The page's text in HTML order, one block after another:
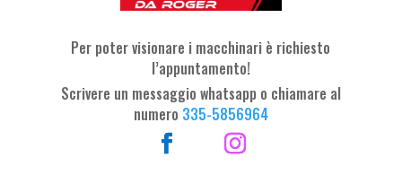
Per poter visionare i macchinari è richiesto
l’appuntamento!
Scrivere un messaggio whatsapp o chiamare al
numero 335-5856964